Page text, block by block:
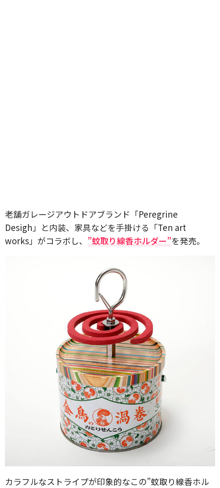
老舗ガレージアウトドアブランド「Peregrine
Desigh」と内装、家具などを手掛ける「Ten art
works」がコラボし、 ”蚊取り線香ホルダー”を発売。
カラフルなストライプが印象的なこの”蚊取り線香ホル